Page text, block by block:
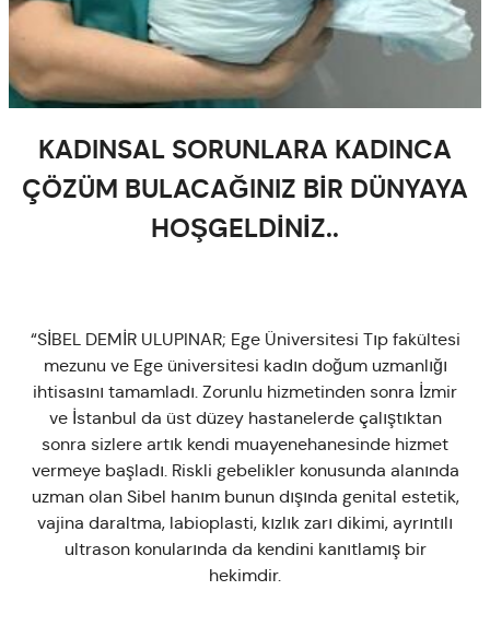
KADINSAL SORUNLARA KADINCA
ÇÖZÜM BULACAĞINIZ BİR DÜNYAYA
HOŞGELDİNİZ..
“SİBEL DEMİR ULUPINAR; Ege Üniversitesi Tıp fakültesi
mezunu ve Ege üniversitesi kadın doğum uzmanlığı
ihtisasını tamamladı. Zorunlu hizmetinden sonra İzmir
ve İstanbul da üst düzey hastanelerde çalıştıktan
sonra sizlere artık kendi muayenehanesinde hizmet
vermeye başladı. Riskli gebelikler konusunda alanında
uzman olan Sibel hanım bunun dışında genital estetik,
vajina daraltma, labioplasti, kızlık zarı dikimi, ayrıntılı
ultrason konularında da kendini kanıtlamış bir
hekimdir.